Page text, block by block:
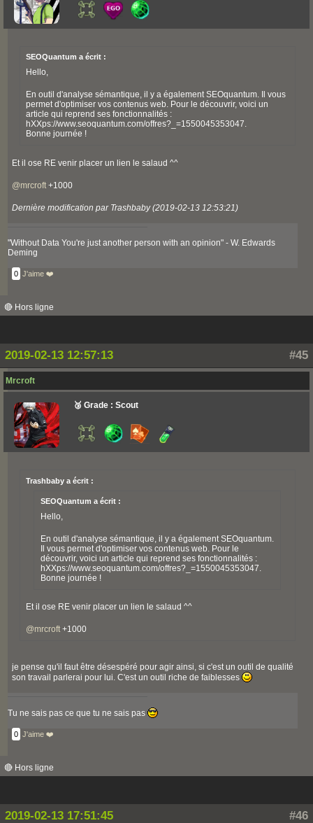
SEOQuantum a écrit :
Hello,
En outil d'analyse sémantique, il y a également SEOquantum. Il vous
permet d'optimiser vos contenus web. Pour le découvrir, voici un
article qui reprend ses fonctionnalités :
hXXps://www.seoquantum.com/offres?_=1550045353047.
Bonne journée !
Et il ose RE venir placer un lien le salaud ^^
@mrcroft +1000
Dernière modification par Trashbaby (2019-02-13 12:53:21)
"Without Data You're just another person with an opinion" - W. Edwards
Deming
0 J'aime ❤️
🔴 Hors ligne
#45
2019-02-13 12:57:13
Mrcroft
🥉 Grade : Scout
Trashbaby a écrit :
SEOQuantum a écrit :
Hello,
En outil d'analyse sémantique, il y a également SEOquantum.
Il vous permet d'optimiser vos contenus web. Pour le
découvrir, voici un article qui reprend ses fonctionnalités :
hXXps://www.seoquantum.com/offres?_=1550045353047.
Bonne journée !
Et il ose RE venir placer un lien le salaud ^^
@mrcroft+1000
je pense qu'il faut être désespéré pour agir ainsi, si c'est un outil de qualité
son travail parlerai pour lui. C'est un outil riche de faiblesses
Tu ne sais pas ce que tu ne sais pas
0 J'aime ❤️
🔴 Hors ligne
#46
2019-02-13 17:51:45